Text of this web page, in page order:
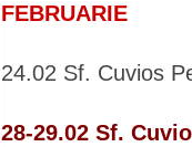
FEBRUARIE
24.02 Sf. Cuvios
28-29.02 Sf.